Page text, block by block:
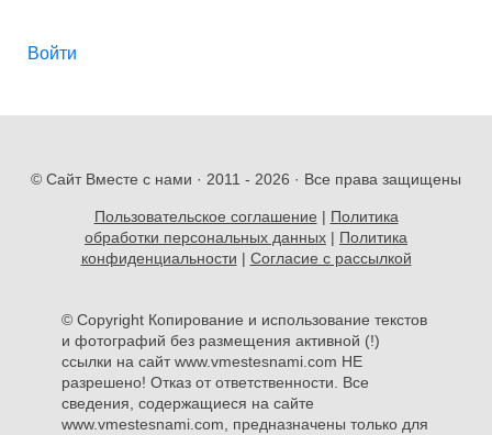
Войти
© Сайт Вместе с нами · 2011 - 2026 · Все права защищены
Пользовательское соглашение | Политика
обработки персональных данных | Политика
конфиденциальности | Согласие с рассылкой
© Copyright Копирование и использование текстов
и фотографий без размещения активной (!)
ссылки на сайт www.vmestesnami.com НЕ
разрешено! Отказ от ответственности. Все
сведения, содержащиеся на сайте
www.vmestesnami.com, предназначены только для